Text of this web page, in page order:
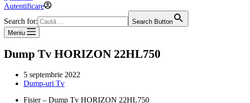
de
Autentificare
Search for:
Search Button
Meniu
Dump Tv HORIZON 22HL750
5 septembrie 2022
Dump-uri Tv
Fișier – Dump Tv HORIZON 22HL750